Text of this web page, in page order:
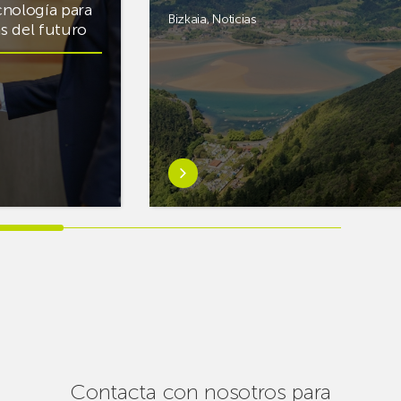
para
del futuro
Bizkaia,Noticias
Saber
más
sobreEuskaltel
realiza
Contacta con nosotros para